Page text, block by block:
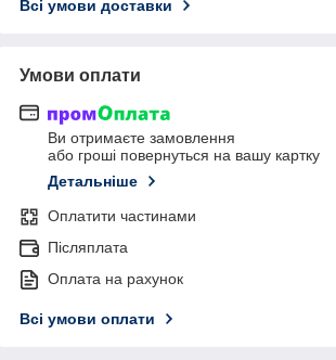
Всі умови доставки
Умови оплати
Ви отримаєте замовлення
або гроші повернуться на вашу картку
Детальніше
Оплатити частинами
Післяплата
Оплата на рахунок
Всі умови оплати